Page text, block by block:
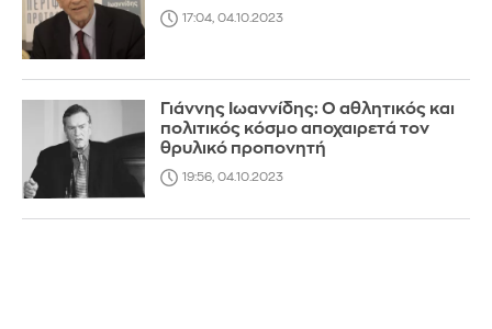
17:04, 04.10.2023
Γιάννης Ιωαννίδης: Ο αθλητικός και
πολιτικός κόσμο αποχαιρετά τον
θρυλικό προπονητή
19:56, 04.10.2023